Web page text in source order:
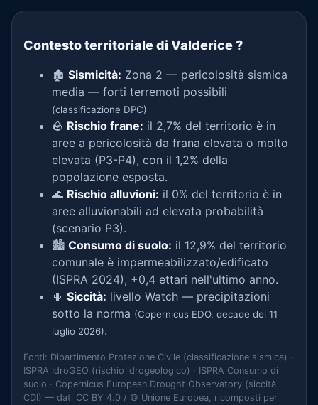
Contesto territoriale di Valderice?
🏚️ Sismicità: Zona 2 — pericolosità sismica
media — forti terremoti possibili
(classificazione DPC)
🪨 Rischio frane: il 2,7% del territorio è in
aree a pericolosità da frana elevata o molto
elevata (P3-P4), con il 1,2% della
popolazione esposta.
🌊 Rischio alluvioni: il 0% del territorio è in
aree alluvionabili ad elevata probabilità
(scenario P3).
🏙️ Consumo di suolo: il 12,9% del territorio
comunale è impermeabilizzato/edificato
(ISPRA 2024), +0,4 ettari nell'ultimo anno.
🌵 Siccità: livello Watch — precipitazioni
sotto la norma (Copernicus EDO, decade del 11
luglio 2026).
Fonti: Dipartimento Protezione Civile (classificazione sismica) ·
ISPRA IdroGEO (rischio idrogeologico) · ISPRA Consumo di
suolo · Copernicus European Drought Observatory (siccità
CDI) — dati CC BY 4.0 / © Unione Europea, ricomposti per